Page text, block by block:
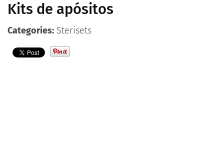
Kits de apósitos
Categories: Sterisets